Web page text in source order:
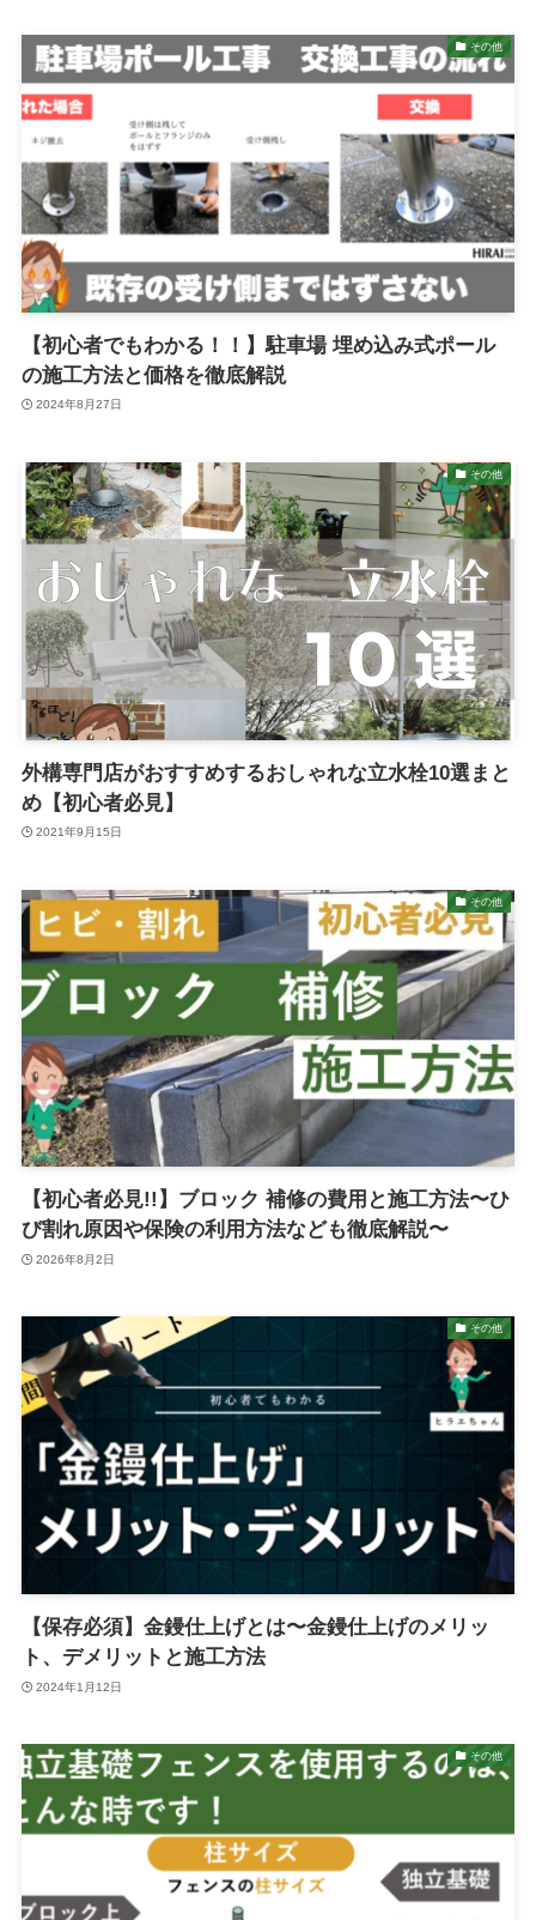
その他
【初心者でもわかる！！】駐車場 埋め込み式ポール
の施工方法と価格を徹底解説
2024年8月27日
その他
外構専門店がおすすめするおしゃれな立水栓10選まと
め【初心者必見】
2021年9月15日
その他
【初心者必見!!】ブロック 補修の費用と施工方法〜ひ
び割れ原因や保険の利用方法なども徹底解説〜
2026年8月2日
その他
【保存必須】金鏝仕上げとは〜金鏝仕上げのメリッ
ト、デメリットと施工方法
2024年1月12日
その他